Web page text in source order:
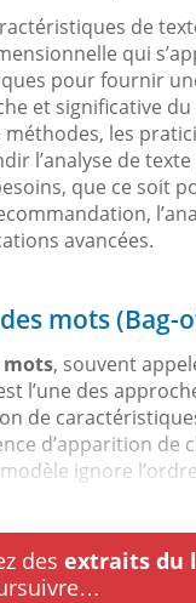
de
qui
pour fournir
et significative
les
l’analyse de
que ce soit
avancées.
mots (Bag-
mots, souvent
l’une des
de
d’apparition de
ignore
des extraits du